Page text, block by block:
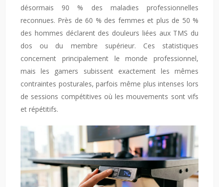
désormais 90 % des maladies professionnelles
reconnues. Près de 60 % des femmes et plus de 50 %
des hommes déclarent des douleurs liées aux TMS du
dos ou du membre supérieur. Ces statistiques
concernent principalement le monde professionnel,
mais les gamers subissent exactement les mêmes
contraintes posturales, parfois même plus intenses lors
de sessions compétitives où les mouvements sont vifs
et répétitifs.